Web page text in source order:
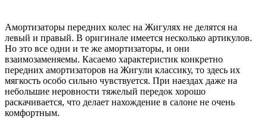
Амортизаторы передних колес на Жигулях не делятся на
левый и правый. В оригинале имеется несколько артикулов.
Но это все одни и те же амортизаторы, и они
взаимозаменяемы. Касаемо характеристик конкретно
передних амортизаторов на Жигули классику, то здесь их
мягкость особо сильно чувствуется. При наездах даже на
небольшие неровности тяжелый передок хорошо
раскачивается, что делает нахождение в салоне не очень
комфортным.